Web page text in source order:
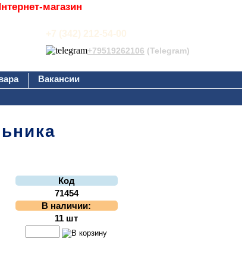
магазин
+7 (342) 212-54-00
+79519262106 (Telegram)
Вакансии
Код
71454
В наличии:
11 шт